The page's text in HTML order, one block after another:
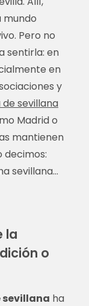
mundo
Pero no
sentirla: en
en
y
de sevillana
Madrid o
mantienen
decimos:
sevillana…
la
o
sevillana ha